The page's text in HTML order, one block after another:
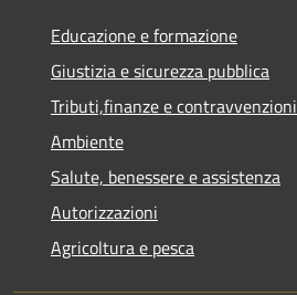
Educazione e formazione
Giustizia e sicurezza pubblica
Tributi,finanze e contravvenzioni
Ambiente
Salute, benessere e assistenza
Autorizzazioni
Agricoltura e pesca